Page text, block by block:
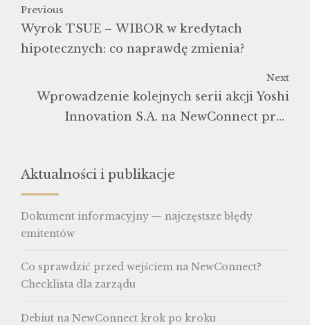
Previous
Wyrok TSUE – WIBOR w kredytach
hipotecznych: co naprawdę zmienia?
Next
Wprowadzenie kolejnych serii akcji Yoshi
Innovation S.A. na NewConnect przy
Aktualności i publikacje
Dokument informacyjny — najczęstsze błędy
emitentów
Co sprawdzić przed wejściem na NewConnect?
Checklista dla zarządu
Debiut na NewConnect krok po kroku